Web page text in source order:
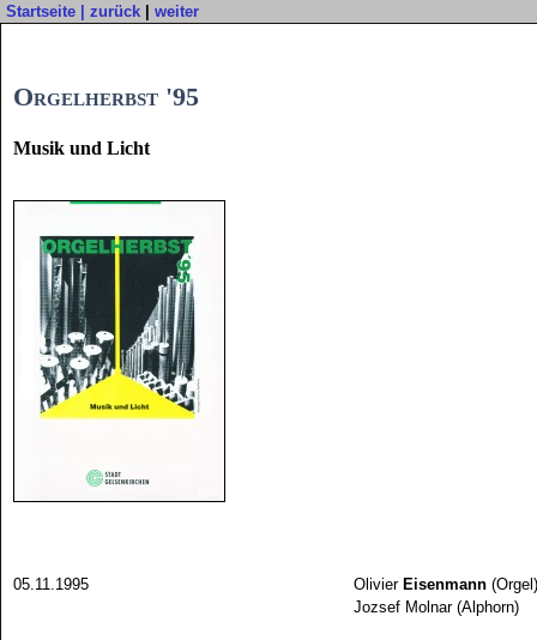
Startseite zurück weiter
Orgelherbst '95
Musik und Licht
05.11.1995 Olivier Eisenmann (Orgel)
Jozsef Molnar (Alphorn)